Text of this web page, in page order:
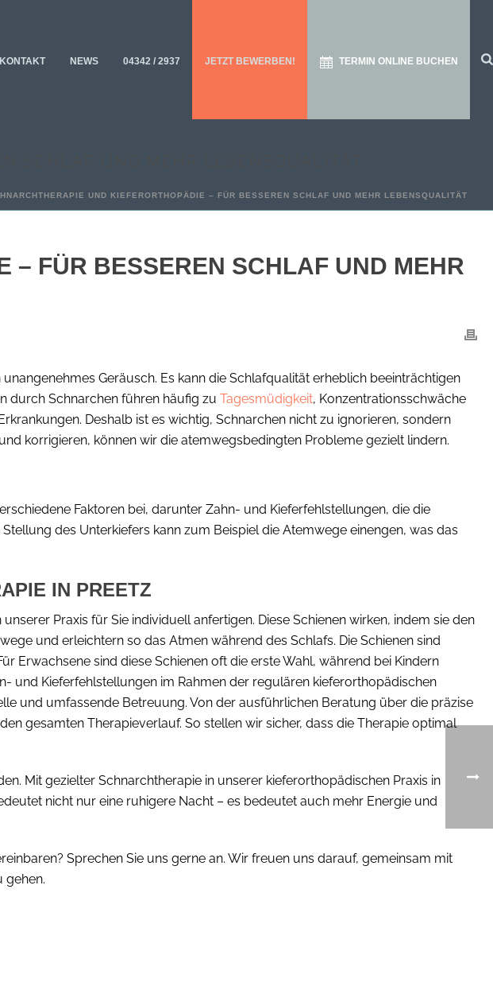
KONTAKT NEWS 04342 / 2937 JETZT BEWERBEN! TERMIN ONLINE BUCHEN
UND KIEFERORTHOPÄDIE – FÜR BESSEREN SCHLAF UND MEHR LEBENSQUALITÄT
– FÜR BESSEREN SCHLAF UND MEHR
Geräusch. Es kann die Schlafqualität erheblich beeinträchtigen
durch Schnarchen führen häufig zu Tagesmüdigkeit, Konzentrationsschwäche
Deshalb ist es wichtig, Schnarchen nicht zu ignorieren, sondern
korrigieren, können wir die atemwegsbedingten Probleme gezielt lindern.
Faktoren bei, darunter Zahn- und Kieferfehlstellungen, die die
des Unterkiefers kann zum Beispiel die Atemwege einengen, was das
IN PREETZ
unserer Praxis für Sie individuell anfertigen. Diese Schienen wirken, indem sie den
und erleichtern so das Atmen während des Schlafs. Die Schienen sind
Erwachsene sind diese Schienen oft die erste Wahl, während bei Kindern
und Kieferfehlstellungen im Rahmen der regulären kieferorthopädischen
und umfassende Betreuung. Von der ausführlichen Beratung über die präzise
gesamten Therapieverlauf. So stellen wir sicher, dass die Therapie optimal
Mit gezielter Schnarchtherapie in unserer kieferorthopädischen Praxis in
nicht nur eine ruhigere Nacht – es bedeutet auch mehr Energie und
Sprechen Sie uns gerne an. Wir freuen uns darauf, gemeinsam mit
gehen.